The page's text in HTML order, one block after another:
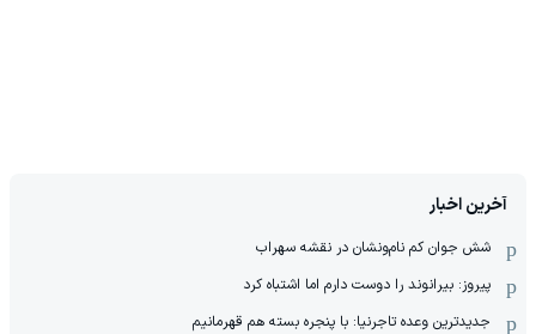
آخرین اخبار
شش جوان کم نام‌و‌نشان در نقشه سهراب
پیروز: بیرانوند را دوست دارم اما اشتباه کرد
جدیدترین وعده تاجرنیا: با پنجره بسته هم قهرمانیم